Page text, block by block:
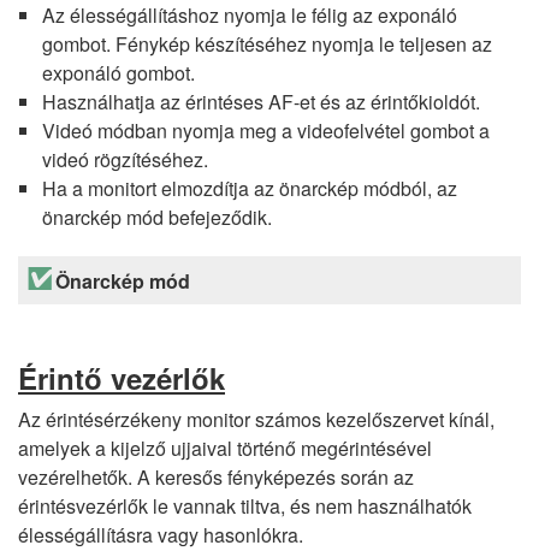
Az élességállításhoz nyomja le félig az exponáló
gombot. Fénykép készítéséhez nyomja le teljesen az
exponáló gombot.
Használhatja az érintéses AF-et és az érintőkioldót.
Videó módban nyomja meg a videofelvétel gombot a
videó rögzítéséhez.
Ha a monitort elmozdítja az önarckép módból, az
önarckép mód befejeződik.
Önarckép mód
Érintő vezérlők
Az érintésérzékeny monitor számos kezelőszervet kínál,
amelyek a kijelző ujjaival történő megérintésével
vezérelhetők. A keresős fényképezés során az
érintésvezérlők le vannak tiltva, és nem használhatók
élességállításra vagy hasonlókra.